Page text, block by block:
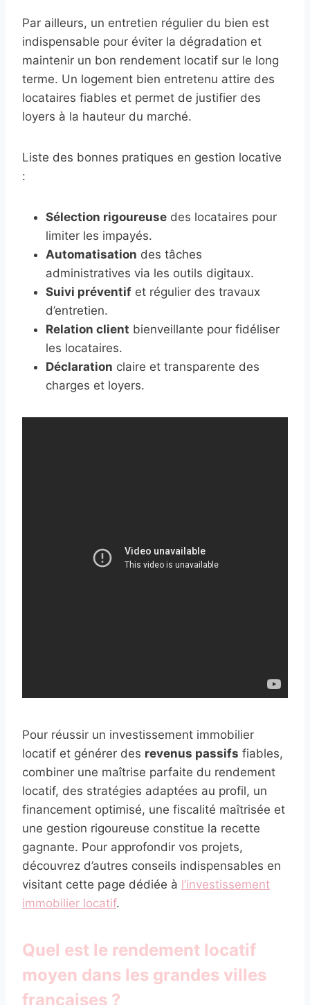
Par ailleurs, un entretien régulier du bien est
indispensable pour éviter la dégradation et
maintenir un bon rendement locatif sur le long
terme. Un logement bien entretenu attire des
locataires fiables et permet de justifier des
loyers à la hauteur du marché.
Liste des bonnes pratiques en gestion locative
:
Sélection rigoureuse des locataires pour
limiter les impayés.
Automatisation des tâches
administratives via les outils digitaux.
Suivi préventif et régulier des travaux
d’entretien.
Relation client bienveillante pour fidéliser
les locataires.
Déclaration claire et transparente des
charges et loyers.
Pour réussir un investissement immobilier
locatif et générer des revenus passifs fiables,
combiner une maîtrise parfaite du rendement
locatif, des stratégies adaptées au profil, un
financement optimisé, une fiscalité maîtrisée et
une gestion rigoureuse constitue la recette
gagnante. Pour approfondir vos projets,
découvrez d’autres conseils indispensables en
visitant cette page dédiée à l’investissement
immobilier locatif.
Quel est le rendement locatif
moyen dans les grandes villes
françaises ?